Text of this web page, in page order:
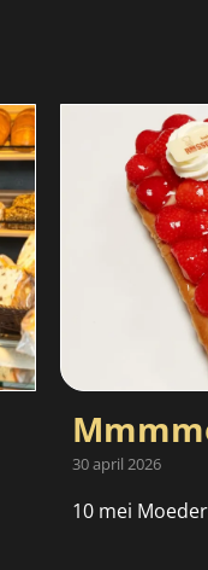
30 april 2026
10 mei